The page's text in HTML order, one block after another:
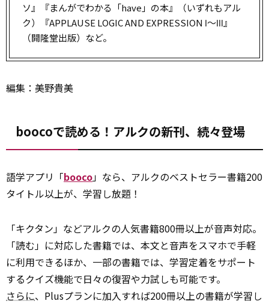
ソ』『まんがでわかる「have」の本』（いずれもアル
ク）『APPLAUSE LOGIC AND EXPRESSION Ⅰ～Ⅲ』
（開隆堂出版）など。
編集：美野貴美
boocoで読める！アルクの新刊、続々登場
語学アプリ「booco」なら、アルクのベストセラー書籍200
タイトル以上が、学習し放題！
「キクタン」などアルクの人気書籍800冊以上が音声対応。
「読む」に対応した書籍では、本文と音声をスマホで手軽
に利用できるほか、一部の書籍では、学習定着をサポート
するクイズ機能で日々の復習や力試しも可能です。
さらに、Plusプランに加入すれば200冊以上の書籍が学習し